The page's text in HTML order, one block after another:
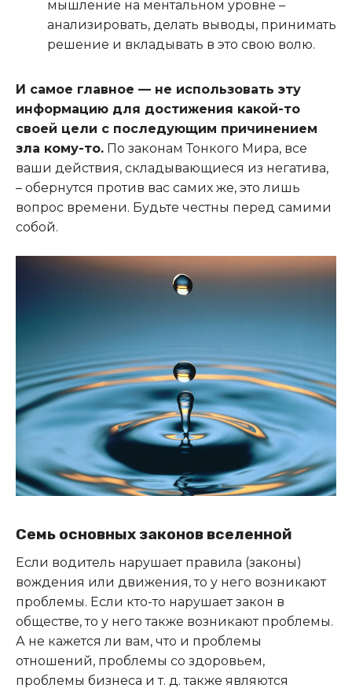
мышление на ментальном уровне –
анализировать, делать выводы, принимать
решение и вкладывать в это свою волю.
И самое главное — не использовать эту
информацию для достижения какой-то
своей цели с последующим причинением
зла кому-то. По законам Тонкого Мира, все
ваши действия, складывающиеся из негатива,
– обернутся против вас самих же, это лишь
вопрос времени. Будьте честны перед самими
собой.
Семь основных законов вселенной
Если водитель нарушает правила (законы)
вождения или движения, то у него возникают
проблемы. Если кто-то нарушает закон в
обществе, то у него также возникают проблемы.
А не кажется ли вам, что и проблемы
отношений, проблемы со здоровьем,
проблемы бизнеса и т. д. также являются